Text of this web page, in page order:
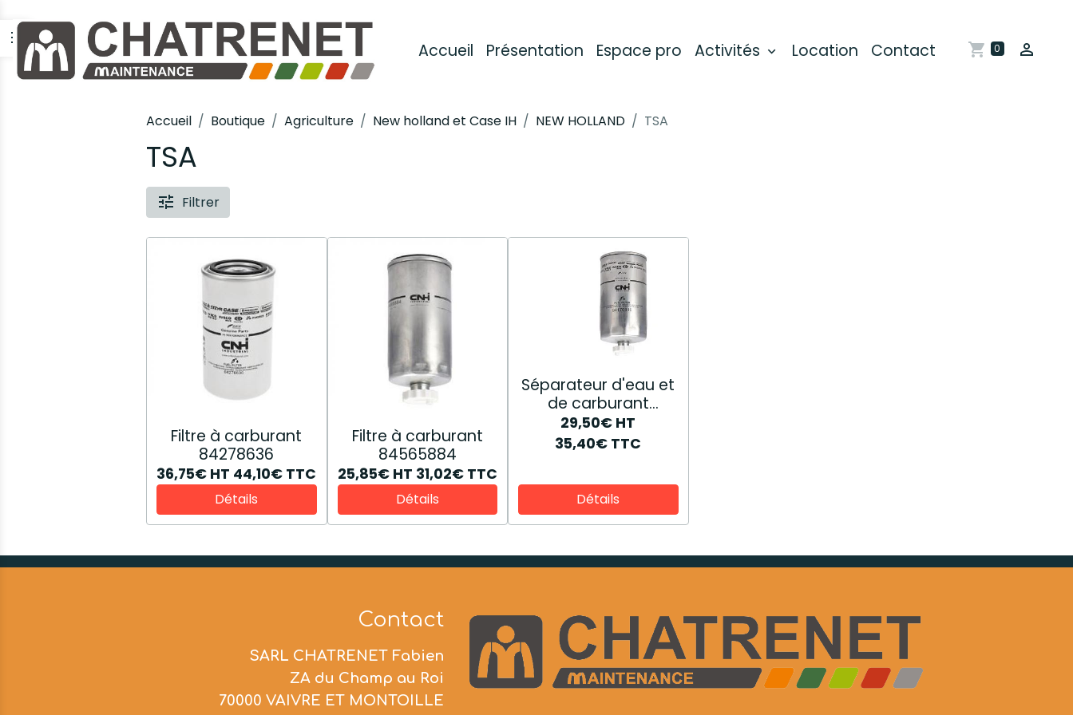
Accueil Présentation Espace pro Activités Location Contact 0
Accueil Boutique Agriculture New holland et Case IH NEW HOLLAND TSA
TSA
Filtrer
Filtre à carburant
84278636
36,75€ HT 44,10€ TTC
Détails
Filtre à carburant
84565884
25,85€ HT 31,02€ TTC
Détails
Séparateur d'eau et
de carburant
84170818
29,50€ HT
35,40€ TTC
Détails
Contact
SARL CHATRENET Fabien
ZA du Champ au Roi
70000 VAIVRE ET MONTOILLE